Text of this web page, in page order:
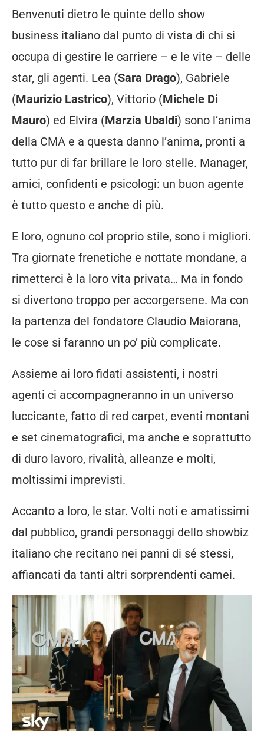
Benvenuti dietro le quinte dello show
business italiano dal punto di vista di chi si
occupa di gestire le carriere – e le vite – delle
star, gli agenti. Lea (Sara Drago), Gabriele
(Maurizio Lastrico), Vittorio (Michele Di
Mauro) ed Elvira (Marzia Ubaldi) sono l’anima
della CMA e a questa danno l’anima, pronti a
tutto pur di far brillare le loro stelle. Manager,
amici, confidenti e psicologi: un buon agente
è tutto questo e anche di più.
E loro, ognuno col proprio stile, sono i migliori.
Tra giornate frenetiche e nottate mondane, a
rimetterci è la loro vita privata… Ma in fondo
si divertono troppo per accorgersene. Ma con
la partenza del fondatore Claudio Maiorana,
le cose si faranno un po’ più complicate.
Assieme ai loro fidati assistenti, i nostri
agenti ci accompagneranno in un universo
luccicante, fatto di red carpet, eventi montani
e set cinematografici, ma anche e soprattutto
di duro lavoro, rivalità, alleanze e molti,
moltissimi imprevisti.
Accanto a loro, le star. Volti noti e amatissimi
dal pubblico, grandi personaggi dello showbiz
italiano che recitano nei panni di sé stessi,
affiancati da tanti altri sorprendenti camei.